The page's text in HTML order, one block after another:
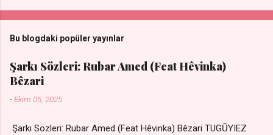
Bu blogdaki popüler yayınlar
Şarkı Sözleri: Rubar Amed (Feat Hêvinka)
Bêzari
-Ekim 05, 2025
Şarkı Sözleri: Rubar Amed (Feat Hêvinka) Bêzari TUGŪYIEZ